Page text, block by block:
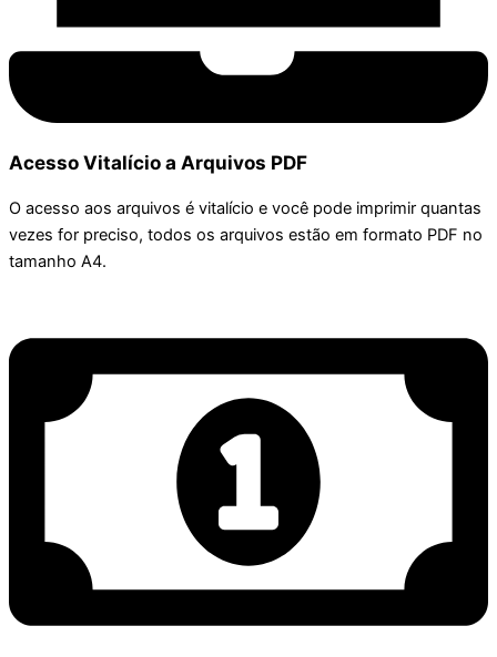
Acesso Vitalício a Arquivos PDF
O acesso aos arquivos é vitalício e você pode imprimir quantas
vezes for preciso, todos os arquivos estão em formato PDF no
tamanho A4.